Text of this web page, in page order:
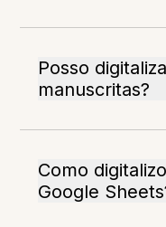
Posso
manuscritas?
Como
Google